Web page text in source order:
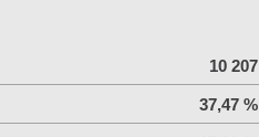
10 207
37,47 %